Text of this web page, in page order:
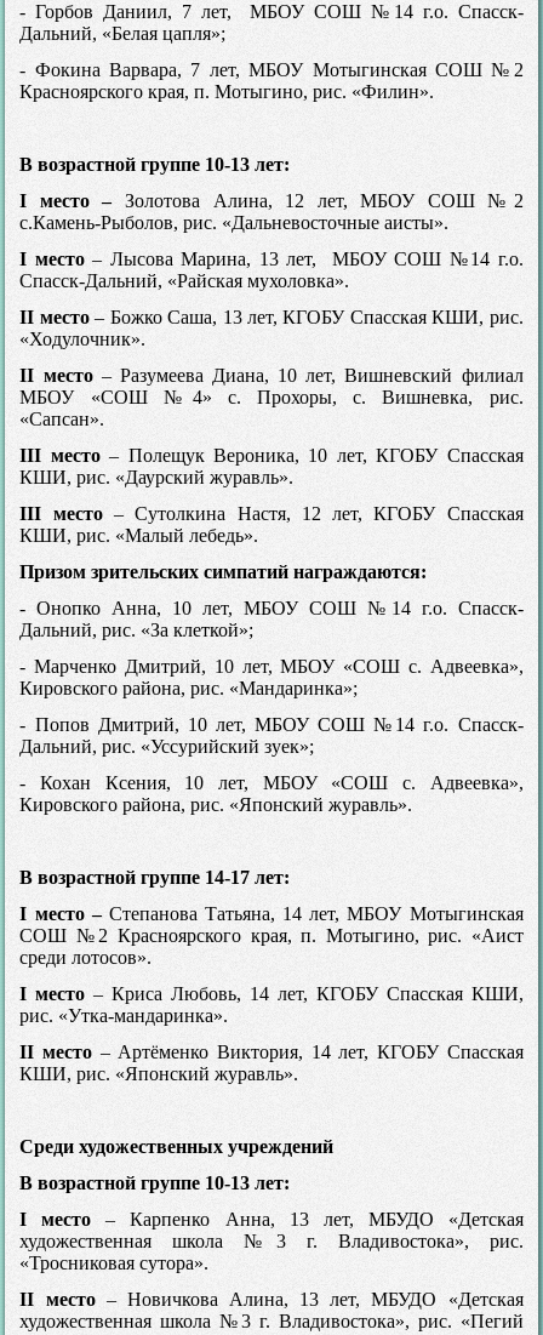
- Горбов Даниил, 7 лет, МБОУ СОШ №14 г.о. Спасск-
Дальний, «Белая цапля»;
- Фокина Варвара, 7 лет, МБОУ Мотыгинская СОШ №2
Красноярского края, п. Мотыгино, рис. «Филин».
В возрастной группе 10-13 лет:
I место – Золотова Алина, 12 лет, МБОУ СОШ №2
с.Камень-Рыболов, рис. «Дальневосточные аисты».
I место– Лысова Марина, 13 лет, МБОУ СОШ №14 г.о.
Спасск-Дальний, «Райская мухоловка».
II место– Божко Саша, 13 лет, КГОБУ Спасская КШИ, рис.
«Ходулочник».
II место– Разумеева Диана, 10 лет, Вишневский филиал
МБОУ «СОШ №4» с. Прохоры, с. Вишневка, рис.
«Сапсан».
III место– Полещук Вероника, 10 лет, КГОБУ Спасская
КШИ, рис. «Даурский журавль».
III место– Сутолкина Настя, 12 лет, КГОБУ Спасская
КШИ, рис. «Малый лебедь».
Призом зрительских симпатий награждаются:
- Онопко Анна, 10 лет, МБОУ СОШ №14 г.о. Спасск-
Дальний, рис. «За клеткой»;
- Марченко Дмитрий, 10 лет, МБОУ «СОШ с. Адвеевка»,
Кировского района, рис. «Мандаринка»;
- Попов Дмитрий, 10 лет, МБОУ СОШ №14 г.о. Спасск-
Дальний, рис. «Уссурийский зуек»;
- Кохан Ксения, 10 лет, МБОУ «СОШ с. Адвеевка»,
Кировского района, рис. «Японский журавль».
В возрастной группе 14-17 лет:
I место – Степанова Татьяна, 14 лет, МБОУ Мотыгинская
СОШ №2 Красноярского края, п. Мотыгино, рис. «Аист
среди лотосов».
I место– Криса Любовь, 14 лет, КГОБУ Спасская КШИ,
рис. «Утка-мандаринка».
II место – Артёменко Виктория, 14 лет, КГОБУ Спасская
КШИ, рис. «Японский журавль».
Среди художественных учреждений
В возрастной группе 10-13 лет:
I место– Карпенко Анна, 13 лет, МБУДО «Детская
художественная школа №3 г. Владивостока», рис.
«Тросниковая сутора».
II место – Новичкова Алина, 13 лет, МБУДО «Детская
художественная школа №3 г. Владивостока», рис. «Пегий